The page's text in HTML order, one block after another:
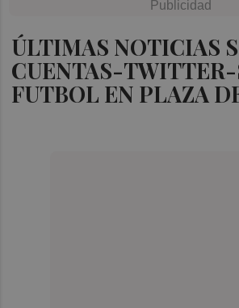
ÚLTIMAS NOTICIAS
CUENTAS-
FUTBOL EN PLAZA